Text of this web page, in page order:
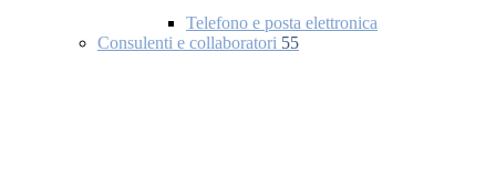
Telefono e posta elettronica
Consulenti e collaboratori 55